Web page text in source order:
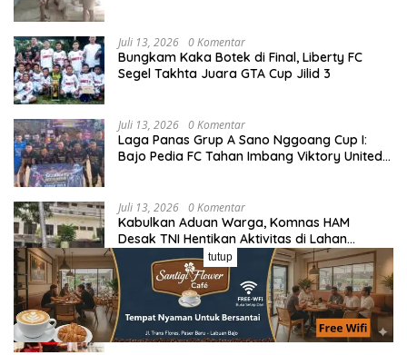
Juli 13, 2026 0 Komentar
Bungkam Kaka Botek di Final, Liberty FC
Segel Takhta Juara GTA Cup Jilid 3
Juli 13, 2026 0 Komentar
Laga Panas Grup A Sano Nggoang Cup I:
Bajo Pedia FC Tahan Imbang Viktory United
Juli 13, 2026 0 Komentar
Kabulkan Aduan Warga, Komnas HAM
Desak TNI Hentikan Aktivitas di Lahan
Sengketa Tonggurambang
Juli 14, 2026 0 Komentar
Berlian Nasak, Putri Manggarai Panen Medali
Juara di Kejurnas Kempo 2026
tutup